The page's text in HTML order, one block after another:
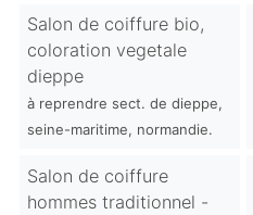
Salon de coiffure bio,
coloration vegetale
dieppe
à reprendre sect. de dieppe,
seine-maritime, normandie.
Salon de coiffure
hommes traditionnel -